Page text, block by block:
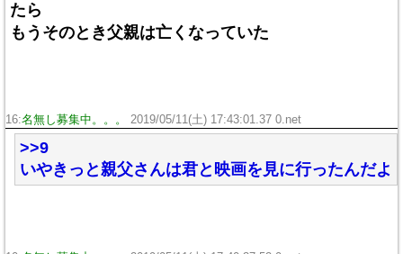
たら
もうそのとき父親は亡くなっていた
16:名無し募集中。。。 2019/05/11(土) 17:43:01.37 0.net
>>9
いやきっと親父さんは君と映画を見に行ったんだよ